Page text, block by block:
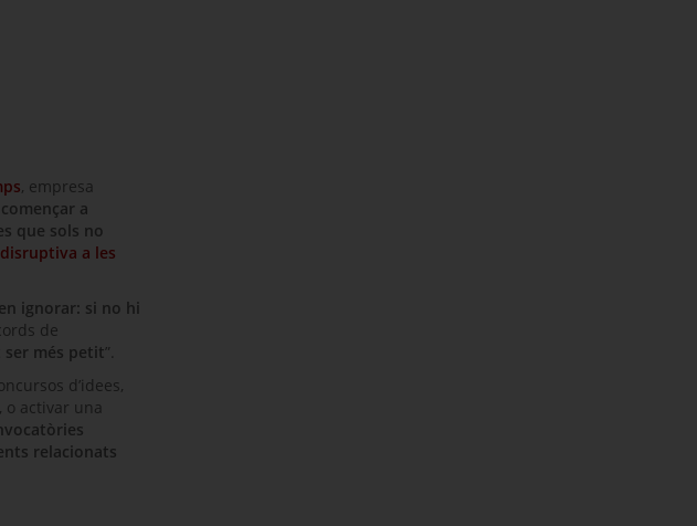
, empresa
a
que sols no
a les
ignorar: si no hi
de
ser més petit”.
d’idees,
activar una
relacionats